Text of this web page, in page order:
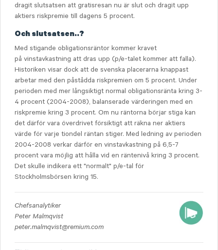
dragit slutsatsen att gratisresan nu är slut och dragit upp
aktiers riskpremie till dagens 5 procent.
Och slutsatsen..?
Med stigande obligationsräntor kommer kravet
på vinstavkastning att dras upp (p/e-talet kommer att falla).
Historiken visar dock att de svenska placerarna knappast
arbetar med den påstådda riskpremien om 5 procent. Under
perioden med mer långsiktigt normal obligationsränta kring 3-
4 procent (2004-2008), balanserade värderingen med en
riskpremie kring 3 procent. Om nu räntorna börjar stiga kan
det därför vara överdrivet försiktigt att räkna ner aktiers
värde för varje tiondel räntan stiger. Med ledning av perioden
2004-2008 verkar därför en vinstavkastning på 6,5-7
procent vara möjlig att hålla vid en räntenivå kring 3 procent.
Det skulle indikera ett "normalt" p/e-tal för
Stockholmsbörsen kring 15.
Chefsanalytiker
Peter Malmqvist
peter.malmqvist@remium.com